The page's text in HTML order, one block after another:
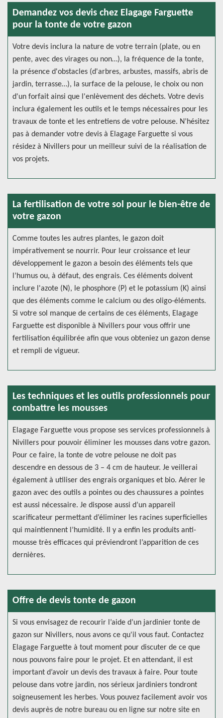
Demandez vos devis chez Elagage Farguette
pour la tonte de votre gazon
Votre devis inclura la nature de votre terrain (plate, ou en
pente, avec des virages ou non…), la fréquence de la tonte,
la présence d'obstacles (d'arbres, arbustes, massifs, abris de
jardin, terrasse…), la surface de la pelouse, le choix ou non
d'un forfait ainsi que l'enlèvement des déchets. Votre devis
inclura également les outils et le temps nécessaires pour les
travaux de tonte et les entretiens de votre pelouse. N’hésitez
pas à demander votre devis à Elagage Farguette si vous
résidez à Nivillers pour un meilleur suivi de la réalisation de
vos projets.
La fertilisation de votre sol pour le bien-être de
votre gazon
Comme toutes les autres plantes, le gazon doit
impérativement se nourrir. Pour leur croissance et leur
développement le gazon a besoin des éléments tels que
l’humus ou, à défaut, des engrais. Ces éléments doivent
inclure l'azote (N), le phosphore (P) et le potassium (K) ainsi
que des éléments comme le calcium ou des oligo-éléments.
Si votre sol manque de certains de ces éléments, Elagage
Farguette est disponible à Nivillers pour vous offrir une
fertilisation équilibrée afin que vous obteniez un gazon dense
et rempli de vigueur.
Les techniques et les outils professionnels pour
combattre les mousses
Elagage Farguette vous propose ses services professionnels à
Nivillers pour pouvoir éliminer les mousses dans votre gazon.
Pour ce faire, la tonte de votre pelouse ne doit pas
descendre en dessous de 3 – 4 cm de hauteur. Je veillerai
également à utiliser des engrais organiques et bio. Aérer le
gazon avec des outils a pointes ou des chaussures a pointes
est aussi nécessaire. Je dispose aussi d’un appareil
scarificateur permettant d’éliminer les racines superficielles
qui maintiennent l’humidité. Il y a enfin les produits anti-
mousse très efficaces qui préviendront l’apparition de ces
dernières.
Offre de devis tonte de gazon
Si vous envisagez de recourir l’aide d’un jardinier tonte de
gazon sur Nivillers, nous avons ce qu'il vous faut. Contactez
Elagage Farguette à tout moment pour discuter de ce que
nous pouvons faire pour le projet. Et en attendant, il est
important d’avoir un devis des travaux à faire. Pour toute
pelouse dans votre jardin, nos sérieux jardiniers tondront
soigneusement les herbes. Vous pouvez facilement avoir vos
devis auprès de notre bureau ou en ligne sur notre site en